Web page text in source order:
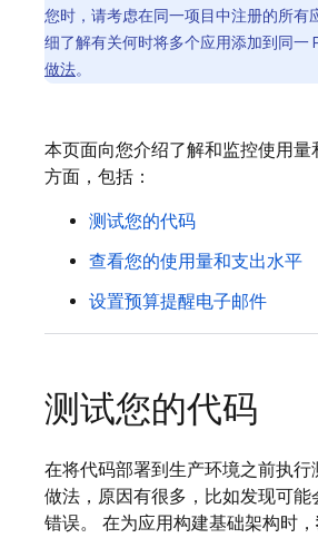
您时，请考虑在同一项目中注册的所有
细了解有关何时将多个应用添加到同一
做法。
本页面向您介绍了解和监控使用
方面，包括：
测试您的代码
查看您的使用量和支出水平
设置预算提醒电子邮件
测试您的代码
在将代码部署到生产环境之前执行
做法，原因有很多，比如发现可能
错误。 在为应用构建基础架构时，